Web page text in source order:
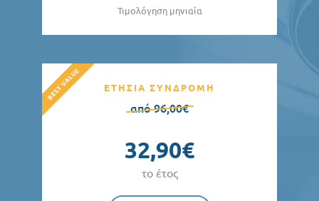
Τιμολόγηση μηνιαία
ΕΤΗΣΙΑ ΣΥΝΔΡΟΜΗ
από 96,00€
32,90€
το έτος